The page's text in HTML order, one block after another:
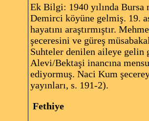
Ek Bilgi: 1940 yılında
Demirci köyüne gelmiş. 19.
hayatını araştırmıştır.
şeceresini ve güreş
Suhteler denilen aileye
Alevi/Bektaşi inancına
ediyormuş. Naci Kum
yayınları, s. 191-2).
Fethiye